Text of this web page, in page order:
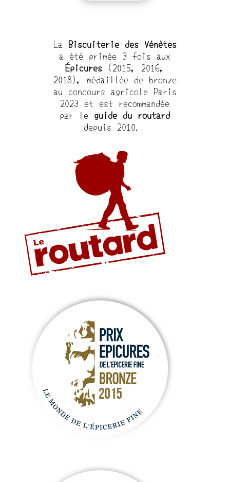
La Biscuiterie des Vénètes
a été primée 3 fois aux
Épicures (2015, 2016,
2018), médaillée de bronze
au concours agricole Paris
2023 et est recommandée
par le guide du routard
depuis 2010.